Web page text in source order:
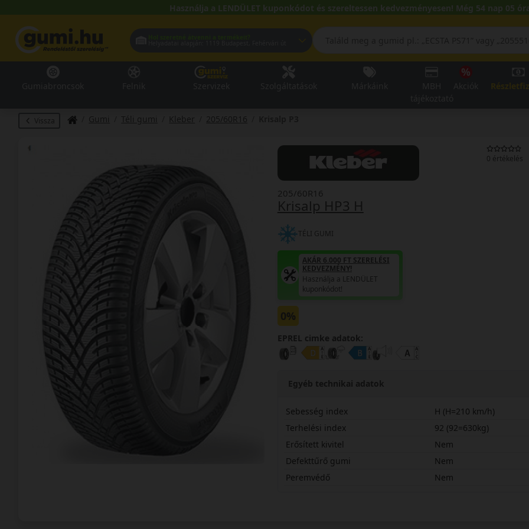
Használja a LENDÜLET kuponkódot és szereltessen kedvezményesen! Még 54 nap 05
Vissza Gumi Téli gumi Kleber 205/60R16
0 értékelés
Krisalp HP3 H
205/60R16
TÉLI GUMI
AKÁR 6.000 FT SZERELÉSI
KEDVEZMÉNY!
Használja a LENDÜLET
kuponkódot!
0%
EPREL cimke adatok:
Egyéb technikai adatok
Sebesség index
H (H=210 km/h)
Terhelési index
92 (92=630kg)
Erősített kivitel
Nem
Defekttűrő gumi
Nem
Peremvédő
Nem